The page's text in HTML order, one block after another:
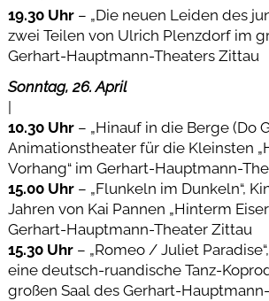
19.30 Uhr– „Die neuen Leiden des
zwei Teilen von Ulrich Plenzdorf im
Gerhart-Hauptmann-Theaters Zittau
Sonntag, 26. April
10.30 Uhr – „Hinauf in die Berge (Do
Animationstheater für die Kleinsten
Vorhang“ im Gerhart-Hauptmann-
15.00 Uhr – „Flunkeln im Dunkeln“,
Jahren von Kai Pannen „Hinterm
Gerhart-Hauptmann-Theater Zittau
15.30 Uhr – „Romeo / Juliet
eine deutsch-ruandische Tanz-
großen Saal des Gerhart-